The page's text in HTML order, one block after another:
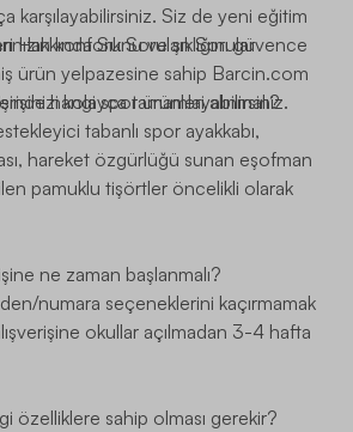
karşılayabilirsiniz. Siz de yeni eğitim
konforunu ve şıklığını güvence
ürün yelpazesine sahip Barcin.com
kolayca tamamlayabilirsiniz.
Hakkında Sık Sorulan Sorular
hangi spor ürünleri alınmalı?
tabanlı spor ayakkabı,
hareket özgürlüğü sunan eşofman
pamuklu tişörtler öncelikli olarak
ne zaman başlanmalı?
numara seçeneklerini kaçırmamak
okullar açılmadan 3-4 hafta
özelliklere sahip olması gerekir?